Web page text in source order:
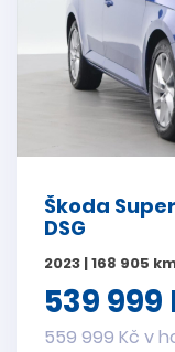
Škoda
DSG
2023 | 168 905
539 999
559 999 Kč v